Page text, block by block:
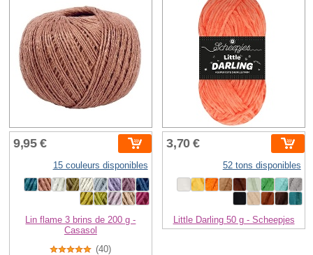
9,95 €
15 couleurs disponibles
Lin flame 3 brins de 200 g -
Casasol
(40)
3,70 €
52 tons disponibles
Little Darling 50 g - Scheepjes